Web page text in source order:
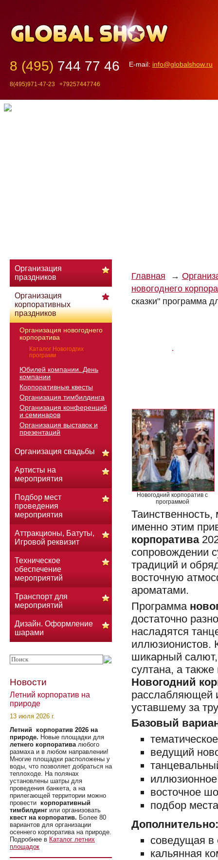
8 (495) 744 77 46
8(495)971-47-23 +79257447746
E-mail: info@globalshow.ru
Главная
новогоднего
сказки" программа
Новогодний корпоратив с
программой
именно этим
корпоратива
сопровождении
традиций и
восточную
ароматами.
Программа
достаточно
насладятся
иллюзионистов.
шикарный
султана, а
Новогодний
расслабляющей
уставшему за
Базовый
ведущий
восточное
подбор
Дополнительно:
соведущая в
кальянная
Организация
праздников
Организация
корпоративных
праздников
Организация новогоднего
корпоратива
Каталог Новогодгих
программ
Юбилей компании. День
компании
Корпоративные квесты
Организация тимбилдинга
Организация конференций
и семинаров
Организация выставок и
презентаций
Организация свадьбы
Артисты на
мероприятия
Подбор мест
проведения
мероприятия
Аттракционы, Батуты,
Игровой реквизит
Техническое
обеспечение
мероприятий
Транспорт для
мероприятий
Дизайн. Оформление
шарами
Новости
Летний корпоратив на
природе
13 июля 2026 г.
Летний корпоратив 2026 на
природе. Новые площадки для
летнего корпоративалюбого
размаха и в любом направлении!
Многие площадки расположены у
воды, что позволяет добраться на
теплоходе. На полянах
установлены шатры для
проведения банкета, а на
прилегающей территории можно
провести корпоративный
тимбилдинг или организовать
квест на корпоратив. Более 80
вариантов для организации
осеннего корпоратива на природе.
Подробнее в Каталог летних
площадок